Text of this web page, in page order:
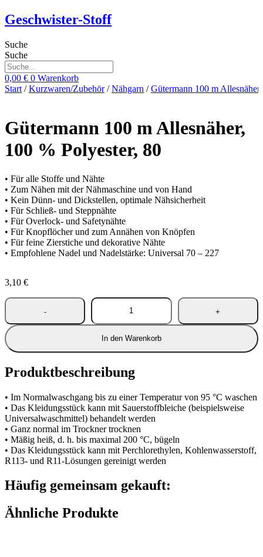
Zum
Inhalt
Geschwister-Stoff
Suche
Suche
0,00 € 0 Warenkorb
Start /Kurzwaren/Zubehör/Nähgarn /Gütermann 100 m Allesnäher
Gütermann 100 m Allesnäher,
100 % Polyester, 80
• Für alle Stoffe und Nähte
• Zum Nähen mit der Nähmaschine und von Hand
• Kein Dünn- und Dickstellen, optimale Nähsicherheit
• Für Schließ- und Steppnähte
• Für Overlock- und Safetynähte
• Für Knopflöcher und zum Annähen von Knöpfen
• Für feine Zierstiche und dekorative Nähte
• Empfohlene Nadel und Nadelstärke: Universal 70 – 227
3,10 €
In den Warenkorb
Produktbeschreibung
• Im Normalwaschgang bis zu einer Temperatur von 95 °C waschen
• Das Kleidungsstück kann mit Sauerstoffbleiche (beispielsweise
Universalwaschmittel) behandelt werden
• Ganz normal im Trockner trocknen
• Mäßig heiß, d. h. bis maximal 200 °C, bügeln
• Das Kleidungsstück kann mit Perchlorethylen, Kohlenwasserstoff,
R113- und R11-Lösungen gereinigt werden
Häufig gemeinsam gekauft:
Ähnliche Produkte